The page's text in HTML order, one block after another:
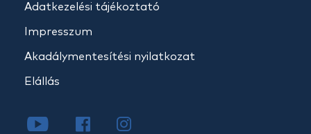
Adatkezelési tájékoztató
Impresszum
Akadálymentesítési nyilatkozat
Elállás